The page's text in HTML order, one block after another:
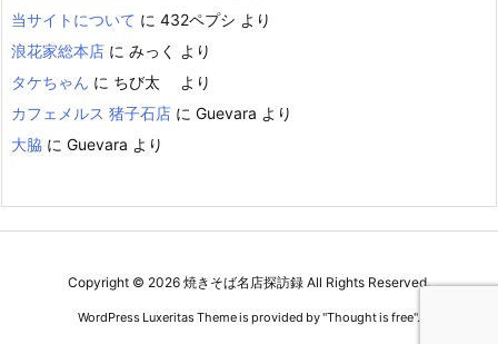
当サイトについて に 432ペプシ より
浪花家総本店 に みっく
より
タケちゃん に ちび太
より
カフェメルス 猪子石店 に Guevara より
大脇 に Guevara より
Copyright © 2026 焼きそば名店探訪録 All Rights Reserved.
WordPress Luxeritas Theme is provided by "Thought is free".